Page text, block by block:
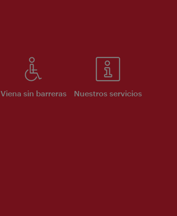
Viena sin barreras Nuestros servicios